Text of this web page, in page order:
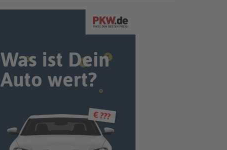
Was ist Dein
Auto wert?
€ ???